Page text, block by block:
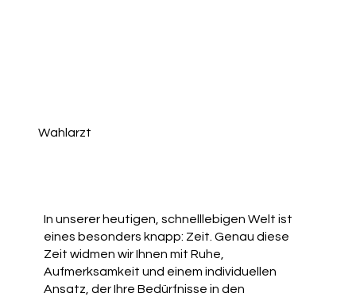
Wahlarzt
In unserer heutigen, schnelllebigen Welt ist
eines besonders knapp: Zeit. Genau diese
Zeit widmen wir Ihnen mit Ruhe,
Aufmerksamkeit und einem individuellen
Ansatz, der Ihre Bedürfnisse in den